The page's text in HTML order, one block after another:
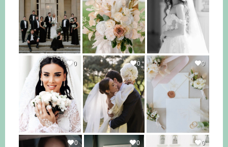
0 0 0
0 0 0